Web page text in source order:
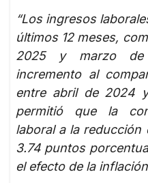
“Los ingresos
últimos 12 meses,
2025 y marzo de
incremento al
entre abril de 2024
permitió que la
laboral a la reducción
3.74 puntos
el efecto de la